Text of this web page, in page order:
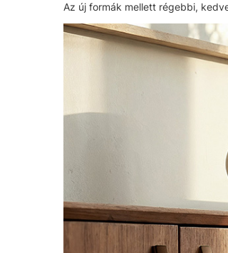
Az új formák mellett régebbi,